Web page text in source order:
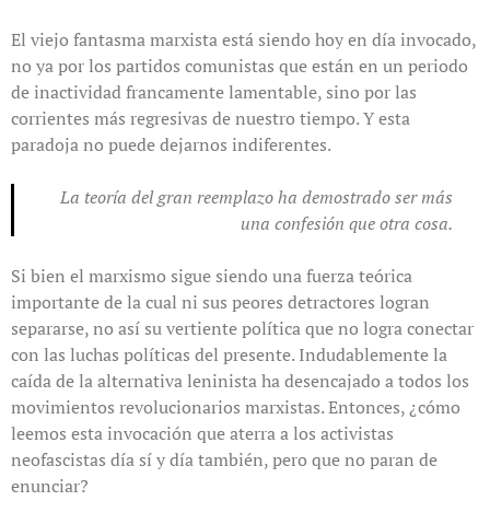
El viejo fantasma marxista está siendo hoy en día invocado,
no ya por los partidos comunistas que están en un periodo
de inactividad francamente lamentable, sino por las
corrientes más regresivas de nuestro tiempo. Y esta
paradoja no puede dejarnos indiferentes.
La teoría del gran reemplazo ha demostrado ser más
una confesión que otra cosa.
Si bien el marxismo sigue siendo una fuerza teórica
importante de la cual ni sus peores detractores logran
separarse, no así su vertiente política que no logra conectar
con las luchas políticas del presente. Indudablemente la
caída de la alternativa leninista ha desencajado a todos los
movimientos revolucionarios marxistas. Entonces, ¿cómo
leemos esta invocación que aterra a los activistas
neofascistas día sí y día también, pero que no paran de
enunciar?